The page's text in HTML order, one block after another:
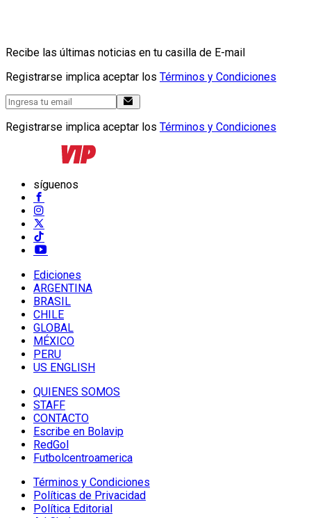
Recibe las últimas noticias en tu casilla de E-mail
Registrarse implica aceptar los Términos y Condiciones
Registrarse implica aceptar los Términos y Condiciones
síguenos
Ediciones
ARGENTINA
BRASIL
CHILE
GLOBAL
MÉXICO
PERU
US ENGLISH
QUIENES SOMOS
STAFF
CONTACTO
Escribe en Bolavip
RedGol
Futbolcentroamerica
Términos y Condiciones
Políticas de Privacidad
Política Editorial